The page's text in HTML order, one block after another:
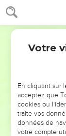
Matthieu
Ainsi Joseph
60 Et le mit dans
roc ; et après
Et là étaient
La garde
Or le
les principaux
vers Pilate,
Votre
En cliquant sur
acceptez que
cookies ou
traite vos
données de
votre compte